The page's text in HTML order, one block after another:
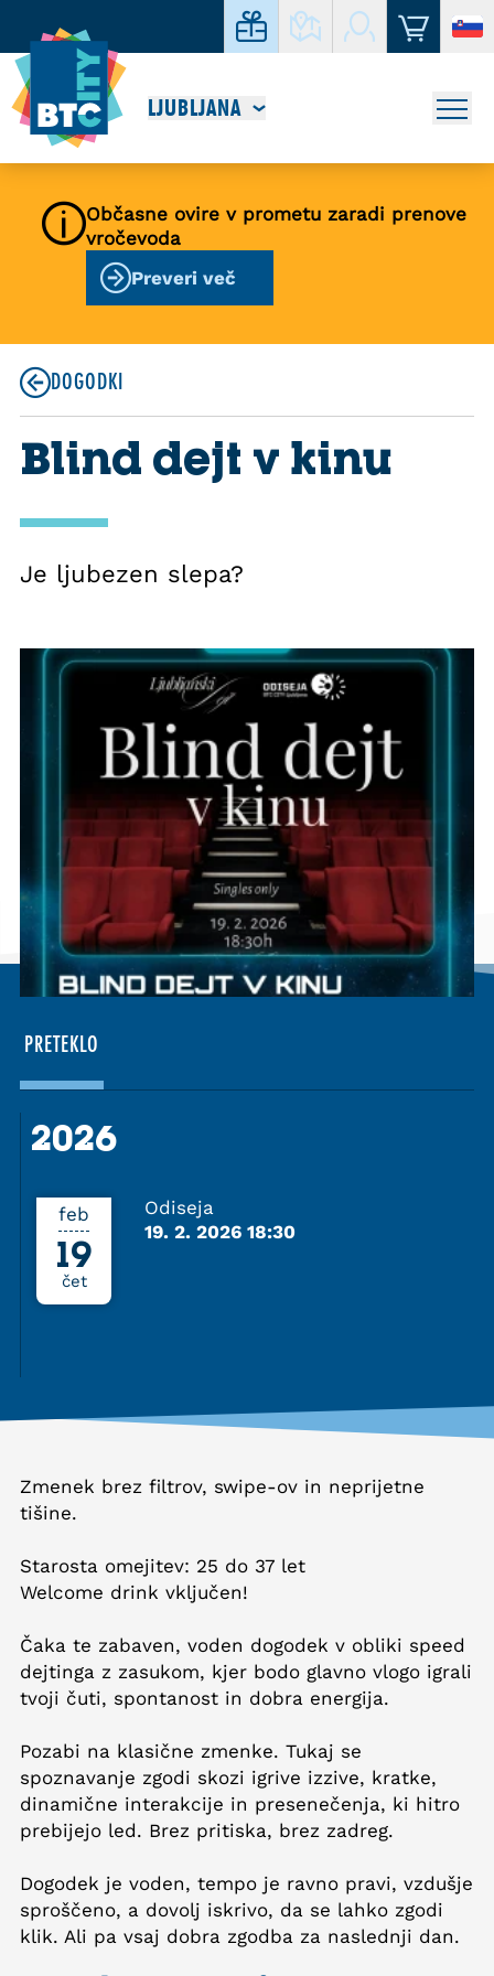
LJUBLJANA
Občasne ovire v prometu zaradi prenove
vročevoda
Preveri več
DOGODKI
Blind dejt v kinu
Je ljubezen slepa?
PRETEKLO
2026
2026
feb
19
čet
Odiseja
19. 2. 2026 18:30
Zmenek brez filtrov, swipe-ov in neprijetne
tišine.
Starosta omejitev: 25 do 37 let
Welcome drink vključen!
Čaka te zabaven, voden dogodek v obliki speed
dejtinga z zasukom, kjer bodo glavno vlogo igrali
tvoji čuti, spontanost in dobra energija.
Pozabi na klasične zmenke. Tukaj se
spoznavanje zgodi skozi igrive izzive, kratke,
dinamične interakcije in presenečenja, ki hitro
prebijejo led. Brez pritiska, brez zadreg.
Dogodek je voden, tempo je ravno pravi, vzdušje
sproščeno, a dovolj iskrivo, da se lahko zgodi
klik. Ali pa vsaj dobra zgodba za naslednji dan.